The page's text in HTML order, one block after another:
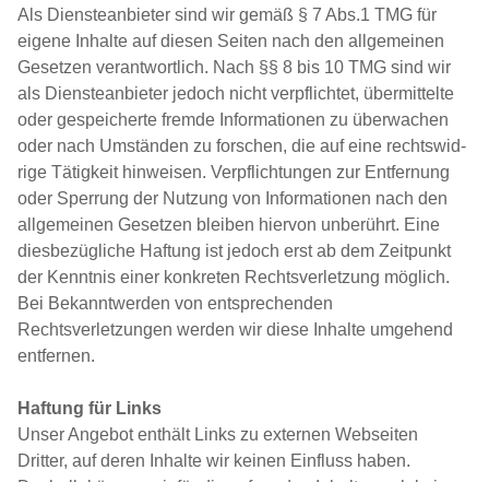
Als Diensteanbieter sind wir gemäß § 7 Abs.1 TMG für
eigene Inhalte auf diesen Seiten nach den all­ge­mei­nen
Gesetzen ver­ant­wort­lich. Nach §§ 8 bis 10 TMG sind wir
als Diensteanbieter jedoch nicht ver­pflich­tet, über­mit­tel­te
oder gespei­cher­te fremde Informationen zu über­wa­chen
oder nach Umständen zu forschen, die auf eine rechts­wid­
ri­ge Tätigkeit hinweisen. Verpflichtungen zur Entfernung
oder Sperrung der Nutzung von Informationen nach den
all­ge­mei­nen Gesetzen bleiben hiervon unberührt. Eine
dies­be­züg­li­che Haftung ist jedoch erst ab dem Zeitpunkt
der Kenntnis einer konkreten Rechtsverletzung möglich.
Bei Bekanntwerden von ent­spre­chen­den
Rechtsverletzungen werden wir diese Inhalte umgehend
entfernen.
Haftung für Links
Unser Angebot enthält Links zu externen Webseiten
Dritter, auf deren Inhalte wir keinen Einfluss haben.